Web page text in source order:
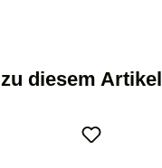
diesem Artikel